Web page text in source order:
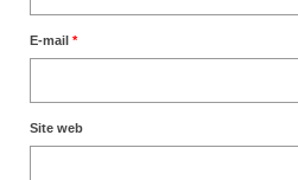
E-mail *
Site web